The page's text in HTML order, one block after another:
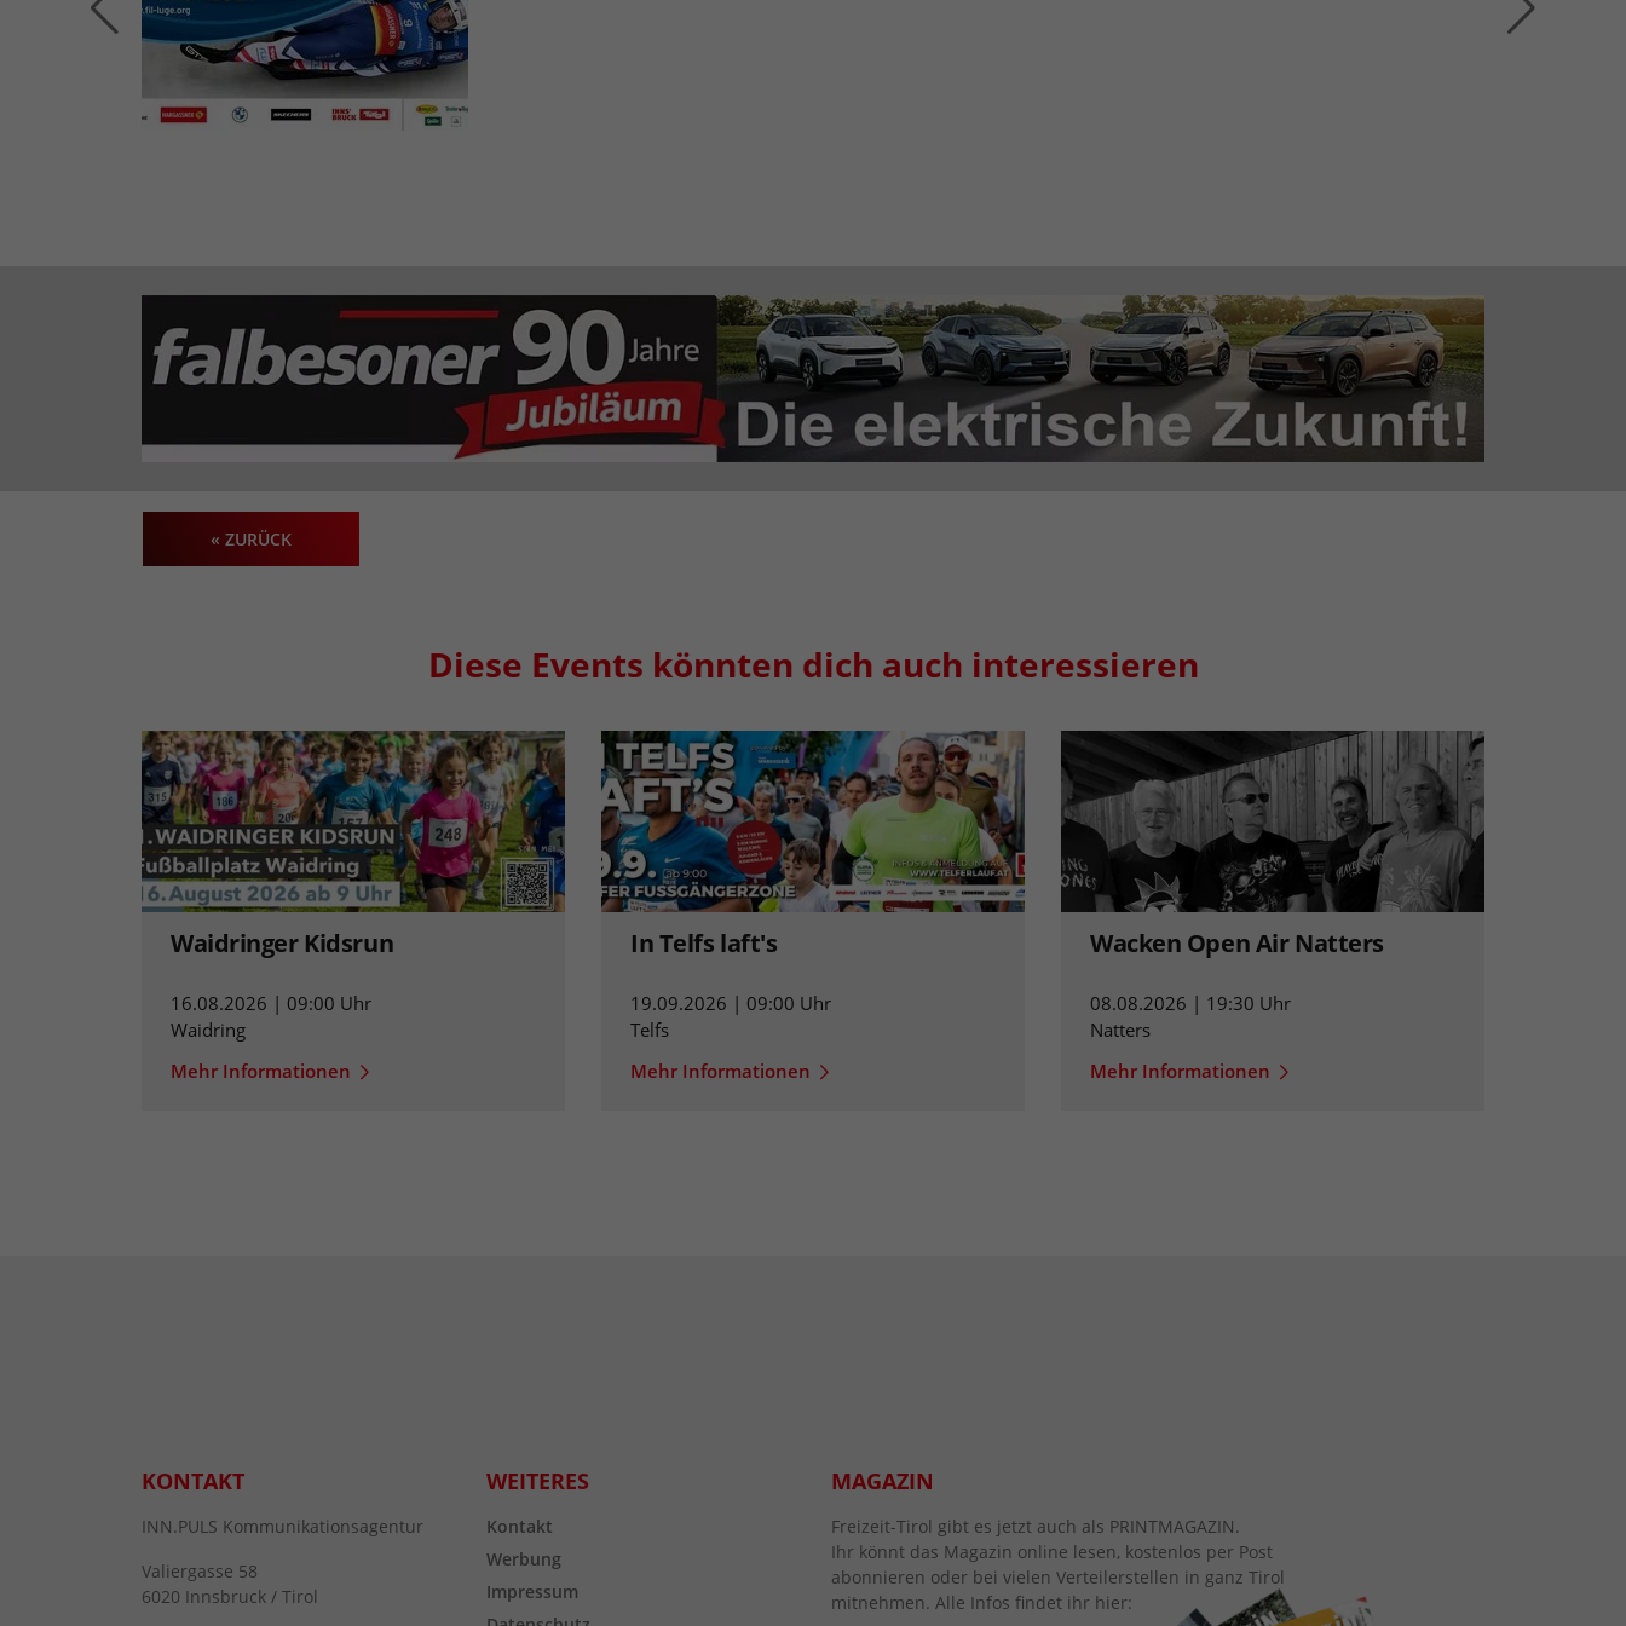
« ZURÜCK
Diese Events könnten dich auch interessieren
Waidringer Kidsrun
16.08.2026 | 09:00 Uhr
Waidring
Mehr Informationen
In Telfs laft's
19.09.2026 | 09:00 Uhr
Telfs
Mehr Informationen
Wacken Open Air Natters
08.08.2026 | 19:30 Uhr
Natters
Mehr Informationen
KONTAKT
INN.PULS Kommunikationsagentur
Valiergasse 58
6020 Innsbruck / Tirol
WEITERES
Kontakt
Werbung
Impressum
MAGAZIN
Freizeit-Tirol gibt es jetzt auch als PRINTMAGAZIN.
Ihr könnt das Magazin online lesen, kostenlos per Post
abonnieren oder bei vielen Verteilerstellen in ganz Tirol
mitnehmen. Alle Infos findet ihr hier: